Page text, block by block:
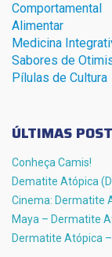
Comportamental
Alimentar
Medicina
Sabores de
Pílulas de Cultura
ÚLTIMAS
Conheça Camis!
Dematite Atópica
Cinema: Dermatite
Maya – Dermatite
Dermatite Atópica